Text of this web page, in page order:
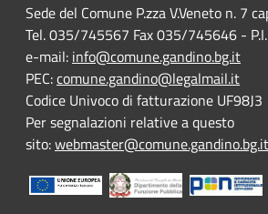
Sede del Comune P.zza V.Veneto n. 7
Tel. 035/745567 Fax 035/745646 -
e-mail: info@comune.gandino.bg.it
PEC:comune.gandino@legalmail.it
Codice Univoco di fatturazione UF98J3
Per segnalazioni relative a questo
sito:webmaster@comune.gandino.bg.it